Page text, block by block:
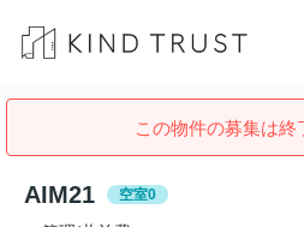
この物件の募集は終
AIM21 空室0